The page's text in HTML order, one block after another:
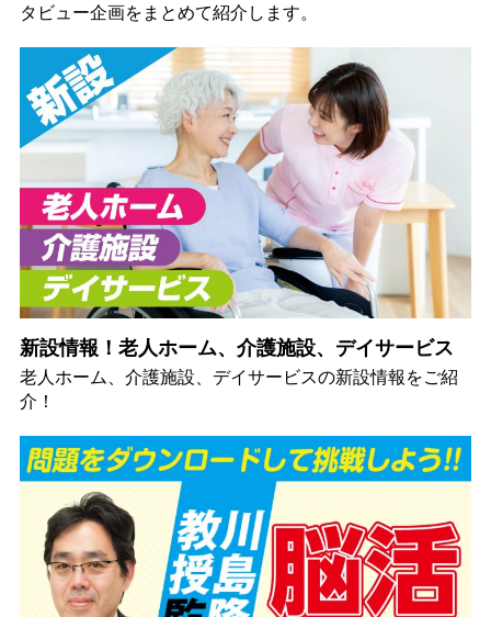
タビュー企画をまとめて紹介します。
新設情報！老人ホーム、介護施設、デイサービス
老人ホーム、介護施設、デイサービスの新設情報をご紹
介！